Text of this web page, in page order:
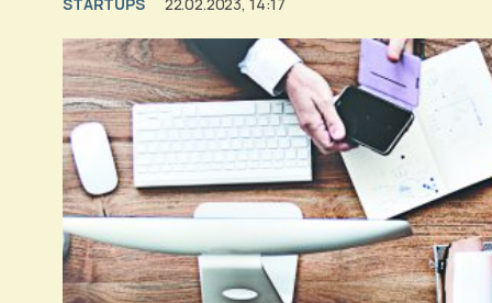
STARTUPS 22.02.2023, 14:17